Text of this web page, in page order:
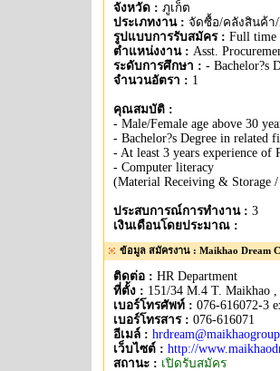
จังหวัด : ภูเก็ต
ประเภทงาน : จัดซื้อ/คลังสินค้า/
รูปแบบการรับสมัคร : Full time
ตำแหน่งงาน : Asst.
ระดับการศึกษา : - Bachelor?s
จำนวนอัตรา : 1
คุณสมบัติ :
- Male/Female age above 30
- Bachelor?s Degree in related
- At least 3 years experience of
- Computer literacy
(Material Receiving & Storage
ประสบการณ์การทำงาน : 3
เงินเดือนโดยประมาณ :
ข้อมูล สมัครงาน : Maikhao Dream
ติดต่อ : HR Department
ที่ตั้ง : 151/34 M.4 T. Maikhao
เบอร์โทรศัพท์ : 076-616072-3
เบอร์โทรสาร : 076-616071
อีเมล์ :
เว็บไซต์ : http://
สถานะ : เปิดรับสมัคร